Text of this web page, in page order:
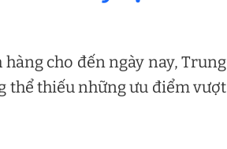
cho đến ngày nay, Trung
thể thiếu những ưu điểm vượt